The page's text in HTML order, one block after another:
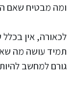
ומה מבטיח שאם
לכאורה, אין
תמיד עושה מה
גורם למחשב